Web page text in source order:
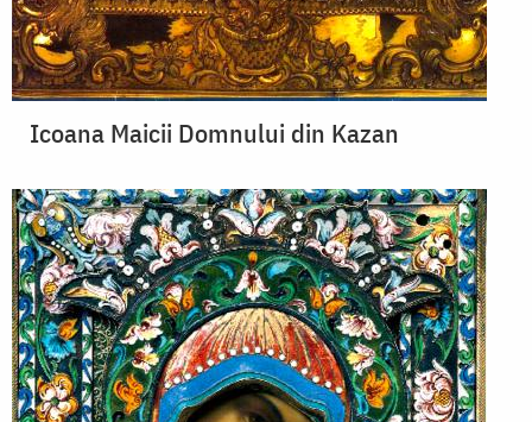
Icoana Maicii Domnului din Kazan